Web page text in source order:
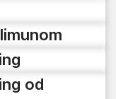
od